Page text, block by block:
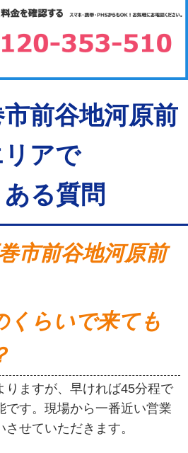
前谷地河原前
アで
る質問
市前谷地河原前
くらいで来ても
りますが、早ければ45分程で
です。現場から一番近い営業
せていただきます。